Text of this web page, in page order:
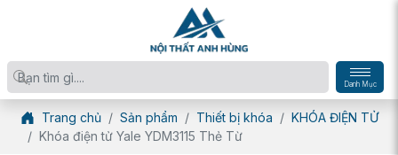
Danh Mục
Trang chủ Sản phẩm Thiết bị khóa
KHÓA ĐIỆN TỬ
Khóa điện tử Yale YDM3115 Thẻ Từ